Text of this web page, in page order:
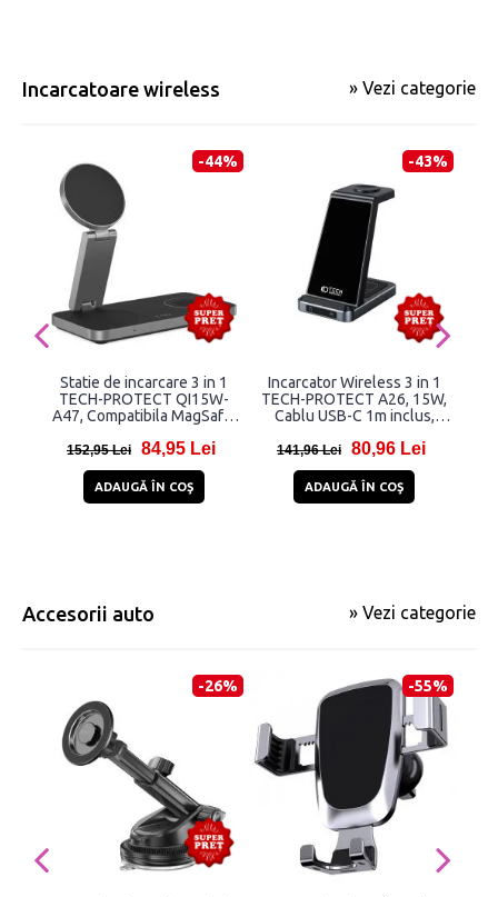
Incarcatoare wireless » Vezi categorie
-44%
Statie de incarcare 3 in 1
TECH-PROTECT QI15W-
A47, Compatibila MagSafe,
1m inclus, Negru
152,95 Lei 84,95 Lei
ADAUGĂ ÎN COŞ
-43%
Incarcator Wireless 3 in 1
TECH-PROTECT A26, 15W,
Cablu USB-C 1m inclus,
141,96 Lei 80,96 Lei
ADAUGĂ ÎN COŞ
Accesorii auto » Vezi categorie
-26% -55%